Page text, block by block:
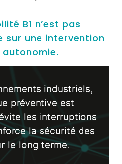
B1 n’est pas
sur une intervention
industriels,
préventive est
les interruptions
la sécurité des
le long terme.